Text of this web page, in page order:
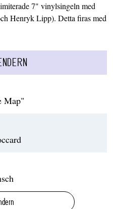
7" vinylsingeln med
Henryk Lipp). Detta firas med
Map"